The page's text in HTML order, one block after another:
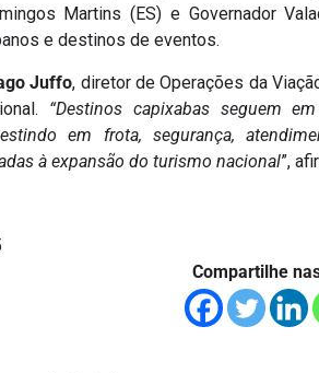
Martins (ES) e Governador
e destinos de eventos.
Juffo, diretor de Operações da
“Destinos capixabas seguem
em frota, segurança,
à expansão do turismo nacional”,
Compartilhe